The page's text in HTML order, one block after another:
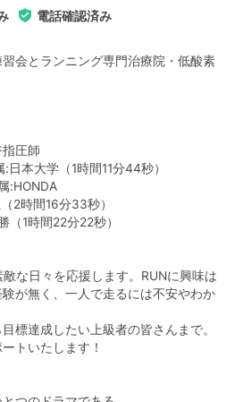
電話確認済み
会とランニング専門治療院・低酸素
圧師
本大学（1時間11分44秒）
:HONDA
2時間16分33秒）
（1時間22分22秒）
な日々を応援します。RUNに興味は
が無く、一人で走るには不安やわか
標達成したい上級者の皆さんまで。
トいたします！